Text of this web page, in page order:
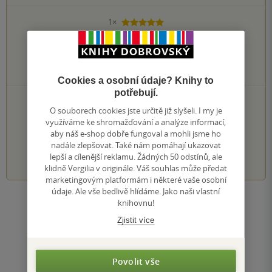
1×
5 hvězdiček
0×
0×
3 hvězdičky
0×
2 hvězdičky
PŘIDEJTE SVÉ HODNOCENÍ KNIHY
Hodnocení našich knihkupců: 0.0 z 5
1 2 3 4 5
Zobrazit všechna hodnocení
Cookies a osobní údaje? Knihy to
potřebují.
O souborech cookies jste určitě již slyšeli. I my je
využíváme ke shromažďování a analýze informací,
aby náš e-shop dobře fungoval a mohli jsme ho
nadále zlepšovat. Také nám pomáhají ukazovat
lepší a cílenější reklamu. Žádných 50 odstínů, ale
klidně Vergilia v originále. Váš souhlas může předat
marketingovým platformám i některé vaše osobní
údaje. Ale vše bedlivě hlídáme. Jako naši vlastní
knihovnu!
Zjistit více
Povolit vše